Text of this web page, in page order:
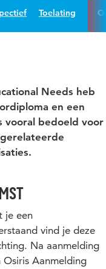
Toelating
Needs heb
en een
vooral bedoeld voor
je een
vind je deze
Na aanmelding
Aanmelding